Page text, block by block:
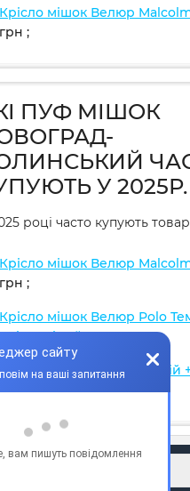
Крісло мішок Велюр
грн ;
ПУФ МІШОК
У 2025Р.
році часто купують
Крісло мішок Велюр
грн ;
Крісло мішок Велюр Polo
Світло сірий- 1599грн;
Крісло м'яч Оксфорд Синій
грн;